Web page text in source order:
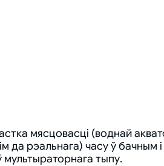
мясцовасці (воднай
да рэальнага) часу ў
тыпу.